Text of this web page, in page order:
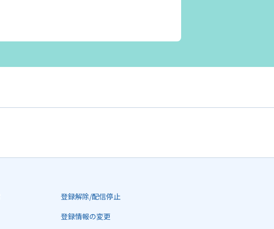
登録解除/配信停止
登録情報の変更